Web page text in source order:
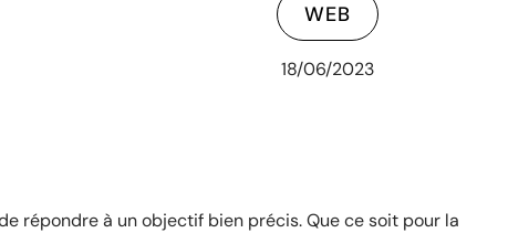
WEB
18/06/2023
répondre à un objectif bien précis. Que ce soit pour la